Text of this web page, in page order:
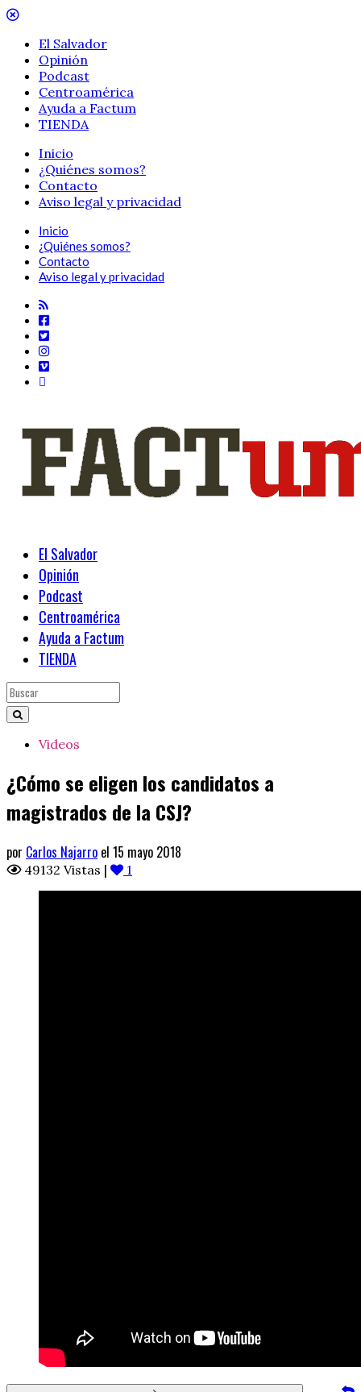
El Salvador
Opinión
Podcast
Centroamérica
Ayuda a Factum
TIENDA
Inicio
¿Quiénes somos?
Contacto
Aviso legal y privacidad
Inicio
¿Quiénes somos?
Contacto
Aviso legal y privacidad
navigation
El Salvador
Opinión
Podcast
Centroamérica
Ayuda a Factum
TIENDA
Videos
¿Cómo se eligen los candidatos a
magistrados de la CSJ?
por Carlos Najarro el 15 mayo 2018
49132 Vistas | 1